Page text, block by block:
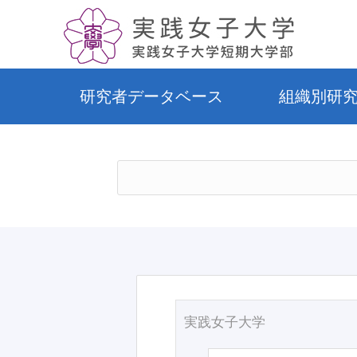
研究者データベース 組織別研
実践女子大学